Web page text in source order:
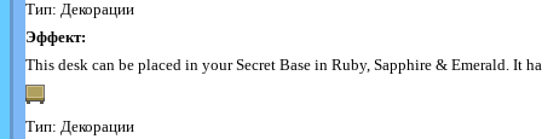
Тип: Декорации
Эффект:
This desk can be placed in your Secret Base in Ruby, Sapphire & Emerald.
Тип: Декорации